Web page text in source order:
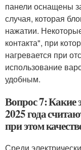
панели оснащены
случая, которая
нажатии.
контакта", при
нагревается при
использование
удобным.
Вопрос 7: Какие
2025 года
при этом